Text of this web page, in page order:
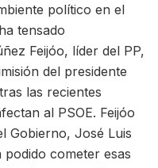
político en el
tensado
Feijóo, líder del PP,
del presidente
las recientes
al PSOE. Feijóo
Gobierno, José Luis
cometer esas